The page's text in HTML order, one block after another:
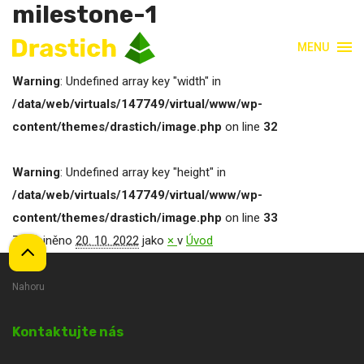
MENU
milestone-1
Warning: Undefined array key "width" in
/data/web/virtuals/147749/virtual/www/wp-
content/themes/drastich/image.php on line 32
Warning: Undefined array key "height" in
/data/web/virtuals/147749/virtual/www/wp-
content/themes/drastich/image.php on line 33
Zveřejněno 20. 10. 2022 jako × v Úvod
Nahoru
Kontaktujte nás